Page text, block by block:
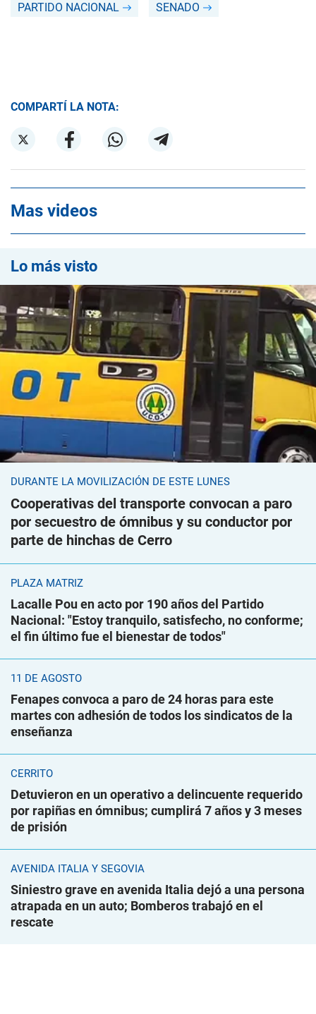
PARTIDO NACIONAL SENADO
COMPARTÍ LA NOTA:
Mas videos
Lo más visto
DURANTE LA MOVILIZACIÓN DE ESTE LUNES
Cooperativas del transporte convocan a paro
por secuestro de ómnibus y su conductor por
parte de hinchas de Cerro
PLAZA MATRIZ
Lacalle Pou en acto por 190 años del Partido
Nacional: "Estoy tranquilo, satisfecho, no conforme;
el fin último fue el bienestar de todos"
11 DE AGOSTO
Fenapes convoca a paro de 24 horas para este
martes con adhesión de todos los sindicatos de la
enseñanza
CERRITO
Detuvieron en un operativo a delincuente requerido
por rapiñas en ómnibus; cumplirá 7 años y 3 meses
de prisión
AVENIDA ITALIA Y SEGOVIA
Siniestro grave en avenida Italia dejó a una persona
atrapada en un auto; Bomberos trabajó en el
rescate